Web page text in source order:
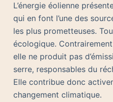
L’énergie éolienne
qui en font l’une des
les plus prometteuses.
écologique.
elle ne produit pas
serre, responsables du
Elle contribue donc
changement climatique.